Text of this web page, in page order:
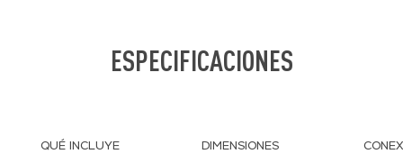
ESPECIFICACIONES
QUÉ INCLUYE DIMENSIONES